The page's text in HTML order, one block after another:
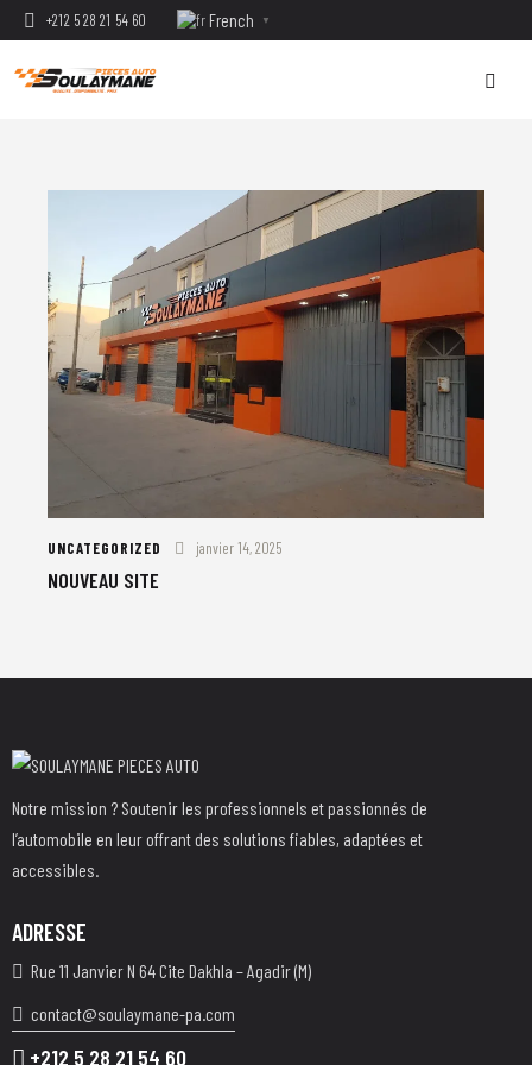
+212 5 28 21 54 60 French ▼
UNCATEGORIZED janvier 14, 2025
NOUVEAU SITE
Notre mission ? Soutenir les professionnels et passionnés de
l’automobile en leur offrant des solutions fiables, adaptées et
accessibles.
ADRESSE
Rue 11 Janvier N 64 Cite Dakhla – Agadir (M)
contact@soulaymane-pa.com
+212 5 28 21 54 60